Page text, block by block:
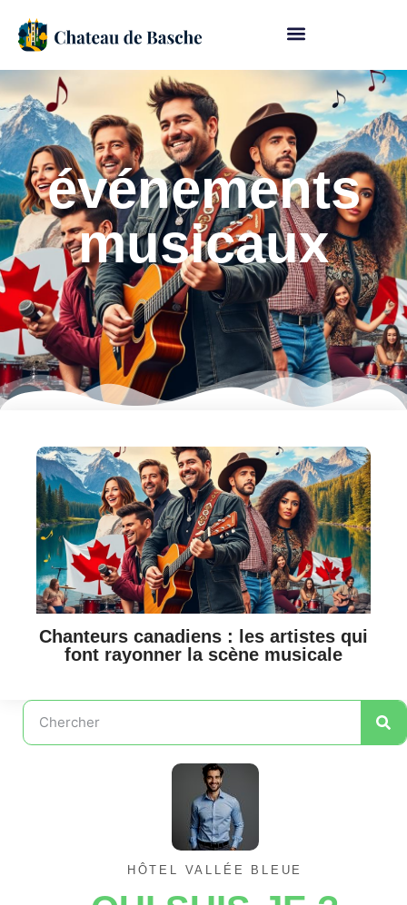
événements
musicaux
Chanteurs canadiens : les artistes qui
font rayonner la scène musicale
HÔTEL VALLÉE BLEUE